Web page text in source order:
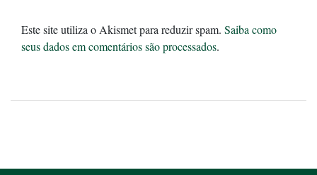
Este site utiliza o Akismet para reduzir spam. Saiba como
seus dados em comentários são processados.